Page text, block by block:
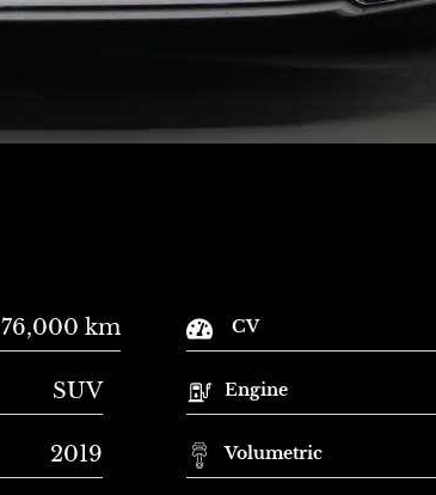
76,000 km CV
SUV Engine
2019 Volumetric